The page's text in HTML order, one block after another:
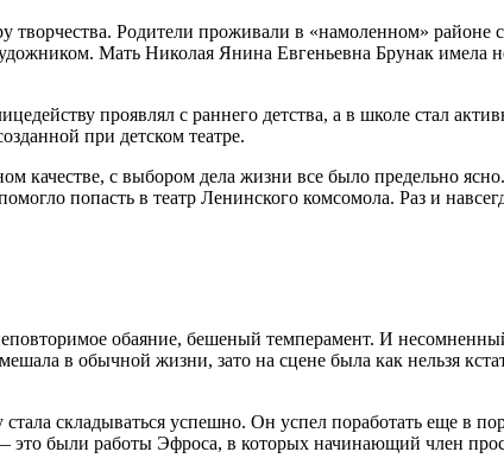
Родители проживали в «намоленном»
Мать Николая Янина Евгеньевна Брунак имела
проявлял с раннего детства, а в школе стал
при детском театре.
качестве, с выбором дела жизни все было предельно
попасть в театр Ленинского комсомола. Раз и
обаяние, бешеный темперамент. И
в обычной жизни, зато на сцене была как нельзя
стала складываться успешно. Он успел поработать еще
были работы Эфроса, в которых начинающий член